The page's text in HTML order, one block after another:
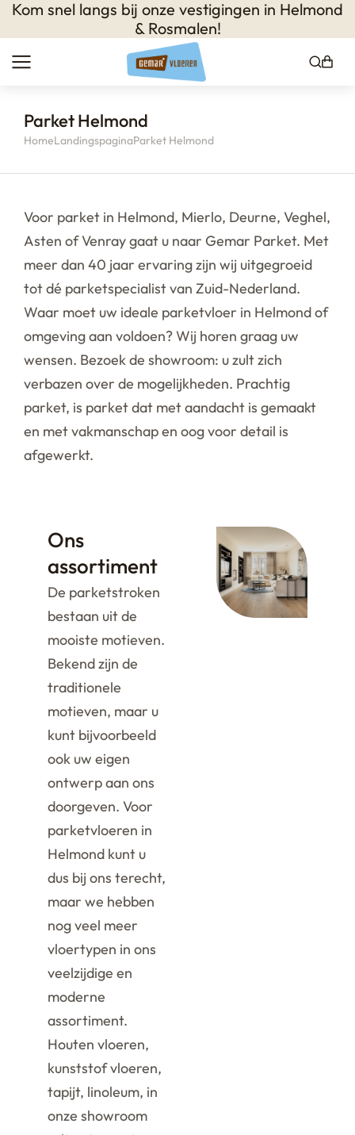
Kom snel langs bij onze vestigingen in Helmond
& Rosmalen!
Parket Helmond
Je bent hier:
HomeLandingspaginaParket Helmond
Voor parket in Helmond, Mierlo, Deurne, Veghel,
Asten of Venray gaat u naar Gemar Parket. Met
meer dan 40 jaar ervaring zijn wij uitgegroeid
tot dé parketspecialist van Zuid-Nederland.
Waar moet uw ideale parketvloer in Helmond of
omgeving aan voldoen? Wij horen graag uw
wensen. Bezoek de showroom: u zult zich
verbazen over de mogelijkheden. Prachtig
parket, is parket dat met aandacht is gemaakt
en met vakmanschap en oog voor detail is
afgewerkt.
Ons
assortiment
De parketstroken
bestaan uit de
mooiste motieven.
Bekend zijn de
traditionele
motieven, maar u
kunt bijvoorbeeld
ook uw eigen
ontwerp aan ons
doorgeven. Voor
parketvloeren in
Helmond kunt u
dus bij ons terecht,
maar we hebben
nog veel meer
vloertypen in ons
veelzijdige en
moderne
assortiment.
Houten vloeren,
kunststof vloeren,
tapijt, linoleum, in
onze showroom